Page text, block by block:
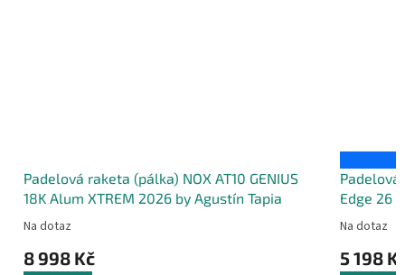
Padelová raketa (pálka) NOX AT10 GENIUS
18K Alum XTREM 2026 by Agustín Tapia
Na dotaz
8 998 Kč
Edge 26
Na dotaz
5 198